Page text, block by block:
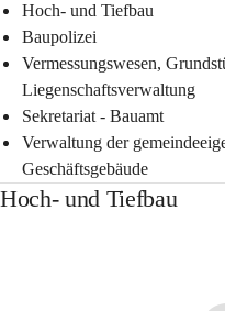
Hoch- und Tiefbau
Baupolizei
Vermessungswesen,
Liegenschaftsverwaltung
Sekretariat - Bauamt
Verwaltung der
Geschäftsgebäude
Hoch- und Tiefbau